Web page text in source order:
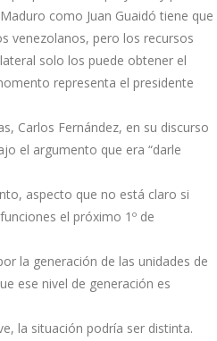
como Juan Guaidó tiene que
venezolanos, pero los recursos
solo los puede obtener el
representa el presidente
Carlos Fernández, en su discurso
el argumento que era “darle
aspecto que no está claro si
el próximo 1º de
la generación de las unidades de
ese nivel de generación es
la situación podría ser distinta.